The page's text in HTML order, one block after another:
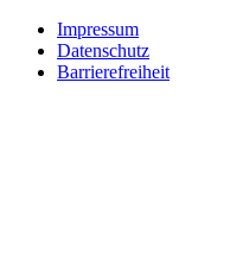
Impressum
Datenschutz
Barrierefreiheit